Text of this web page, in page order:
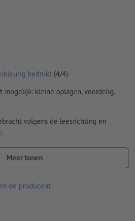
correct?
bedrukt (4/4)
mogelijk: kleine oplagen, voordelig,
volgens de leesrichting en
daarbij worden afzonderlijke
aan elkaar vastgelijmd. Dit zorgt
perforatie is conform DIN-standaard
Meer tonen
de producent